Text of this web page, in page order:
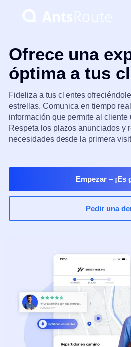
Ofrece una
óptima a tus
Fideliza a tus clientes
estrellas. Comunica en tiempo
información que permite al cliente
Respeta los plazos anunciados y
necesidades desde la primera
Empezar – ¡Es
Pedir una